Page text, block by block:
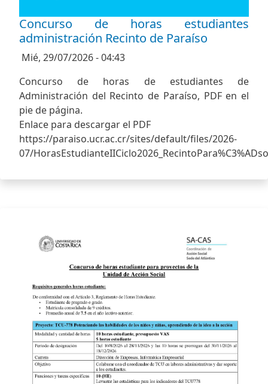
Concurso de horas estudiantes
administración Recinto de Paraíso
Mié, 29/07/2026 - 04:43
Concurso de horas de estudiantes de
Administración del Recinto de Paraíso, PDF en el
pie de página.
Enlace para descargar el PDF
https://paraiso.ucr.ac.cr/sites/default/files/2026-
07/